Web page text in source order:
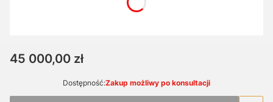
Cena
45 000,00 zł
Dostępność:Zakup możliwy po konsultacji